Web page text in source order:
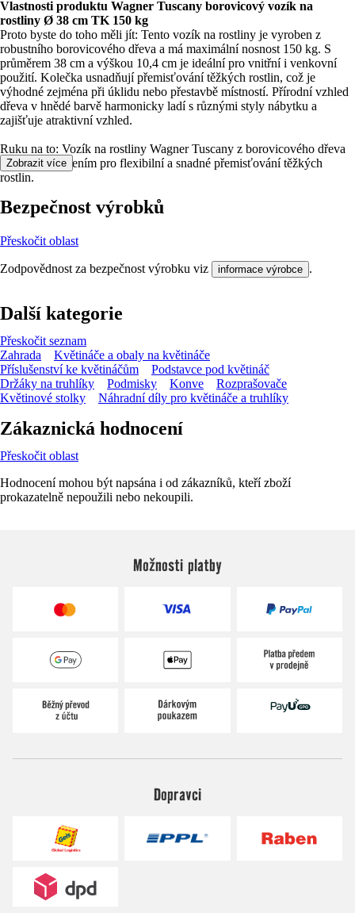
Vlastnosti produktu Wagner Tuscany borovicový vozík na
rostliny Ø 38 cm TK 150 kg
Proto byste do toho měli jít: Tento vozík na rostliny je vyroben z
robustního borovicového dřeva a má maximální nosnost 150 kg. S
průměrem 38 cm a výškou 10,4 cm je ideální pro vnitřní i venkovní
použití. Kolečka usnadňují přemisťování těžkých rostlin, což je
výhodné zejména při úklidu nebo přestavbě místností. Přírodní vzhled
dřeva v hnědé barvě harmonicky ladí s různými styly nábytku a
zajišťuje atraktivní vzhled.
Ruku na to: Vozík na rostliny Wagner Tuscany z borovicového dřeva
je ideálním řešením pro flexibilní a snadné přemisťování těžkých
rostlin.
Zobrazit více
Bezpečnost výrobků
Přeskočit oblast
Zodpovědnost za bezpečnost výrobku viz informace výrobce .
Další kategorie
Přeskočit seznam
Zahrada
Květináče a obaly na květináče
Příslušenství ke květináčům
Podstavce pod květináč
Držáky na truhlíky
Podmisky Konve
Rozprašovače
Květinové stolky
Náhradní díly pro květináče a truhlíky
Zákaznická hodnocení
Přeskočit oblast
Hodnocení mohou být napsána i od zákazníků, kteří zboží
prokazatelně nepoužili nebo nekoupili.
Možnosti platby
Dopravci